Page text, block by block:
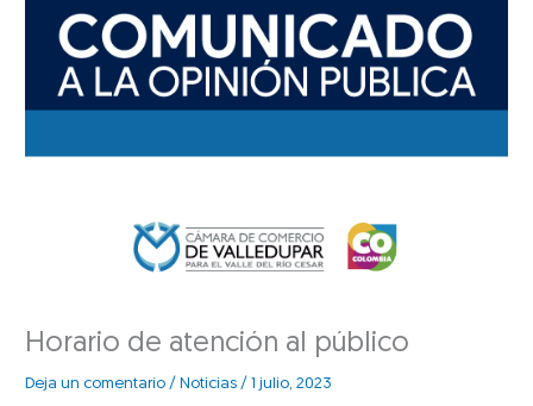
Horario de atención al público
Deja un comentario / Noticias /1 julio, 2023